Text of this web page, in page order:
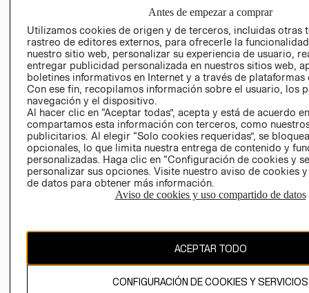
PROGRAMA DE
Y ÉTICA (INGLÉS)
COMERCIO - SIC
PETICIONES
QUEJAS Y
RECLAMOS
Colombia ($)
CAMBIAR REGIÓN
El contenido de esta página web está protegido por copyright y es
Antes de empezar a comprar
Utilizamos cookies de origen y de terceros, incluidas otras
rastreo de editores externos, para ofrecerle la
nuestro sitio web, personalizar su experiencia de usuario,
entregar publicidad personalizada en nuestros sitios web,
boletines informativos en Internet y a través de plataformas
Con ese fin, recopilamos información sobre el usuario, los
navegación y el dispositivo.
Al hacer clic en “Aceptar todas”, acepta y está de acuerdo
compartamos esta información con terceros, como
publicitarios. Al elegir “Solo cookies requeridas”, se
opcionales, lo que limita nuestra entrega de contenido y
personalizadas. Haga clic en “Configuración de cookies y
personalizar sus opciones. Visite nuestro aviso de cookies
de datos para obtener más información.
Aviso de cookies y uso compartido de datos
ACEPTAR TODO
CONFIGURACIÓN DE COOKIES Y SERVICIOS